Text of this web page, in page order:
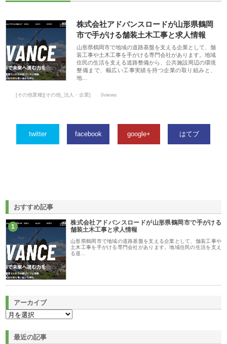
株式会社アドバンスロードが山形県鶴岡
市で手がける舗装土木工事と求人情報
山形県鶴岡市で地域の道路基盤を支える企業として、舗
装工事や土木工事を手がける専門会社があります。地域
住民の生活を支える道路整備から、公共施設周辺の環境
整備まで、幅広い工事実績を持つ企業の取り組みと、
地…
[その他業種][その他_法人・企業] 0views
twitter facebook google+ はてブ
おすすめ記事
1
株式会社アドバンスロードが山形県鶴岡市で手がける
舗装土木工事と求人情報
山形県鶴岡市で地域の道路基盤を支える企業として、舗装工事や
土木工事を手がける専門会社があります。地域住民の生活を支え
る道…
アーカイブ
最近の記事